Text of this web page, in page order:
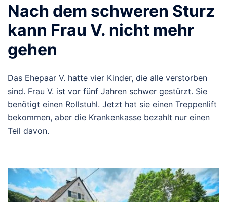
Nach dem schweren Sturz
kann Frau V. nicht mehr
gehen
Das Ehepaar V. hatte vier Kinder, die alle verstorben
sind. Frau V. ist vor fünf Jahren schwer gestürzt. Sie
benötigt einen Rollstuhl. Jetzt hat sie einen Treppenlift
bekommen, aber die Krankenkasse bezahlt nur einen
Teil davon.